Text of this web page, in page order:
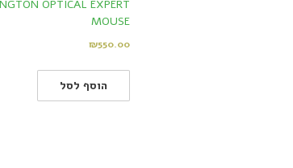
OPTICAL EXPERT
MOUSE
₪550.00
הוסף לסל